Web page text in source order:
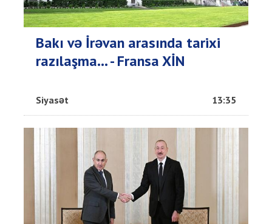
Bakı və İrəvan arasında tarixi
razılaşma... - Fransa XİN
Siyasət 13:35